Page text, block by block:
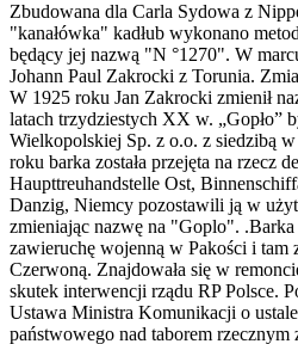
Zbudowana dla Carla Sydowa z
"kanałówka" kadłub wykonano
będący jej nazwą "N °1270". W
Johann Paul Zakrocki z Torunia.
W 1925 roku Jan Zakrocki zmienił
latach trzydziestych XX w. „Gopło”
Wielkopolskiej Sp. z o.o. z siedzibą
roku barka została przejęta na rzecz
Haupttreuhandstelle Ost,
Danzig, Niemcy pozostawili ją w
zmieniając nazwę na "Goplo". .Barka
zawieruchę wojenną w Pakości i tam
Czerwoną. Znajdowała się w
skutek interwencji rządu RP Polsce.
Ustawa Ministra Komunikacji o
państwowego nad taborem rzecznym